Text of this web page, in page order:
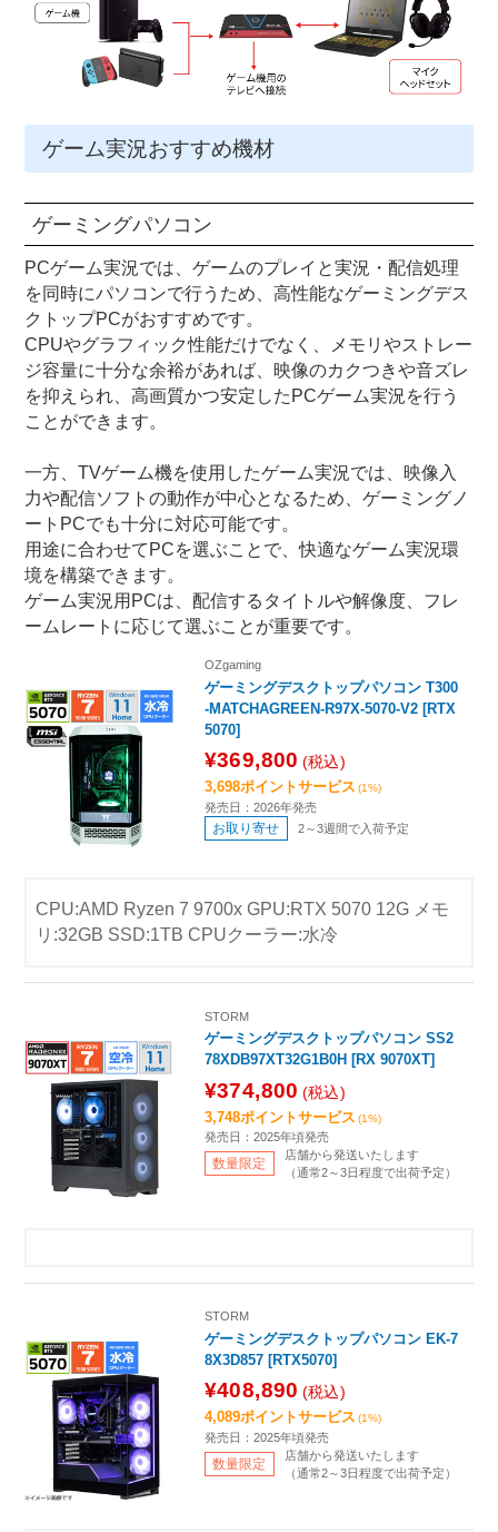
ゲーム実況おすすめ機材
ゲーミングパソコン
PCゲーム実況では、ゲームのプレイと実況・配信処理
を同時にパソコンで行うため、高性能なゲーミングデス
クトップPCがおすすめです。
CPUやグラフィック性能だけでなく、メモリやストレー
ジ容量に十分な余裕があれば、映像のカクつきや音ズレ
を抑えられ、高画質かつ安定したPCゲーム実況を行う
ことができます。
一方、TVゲーム機を使用したゲーム実況では、映像入
力や配信ソフトの動作が中心となるため、ゲーミングノ
ートPCでも十分に対応可能です。
用途に合わせてPCを選ぶことで、快適なゲーム実況環
境を構築できます。
ゲーム実況用PCは、配信するタイトルや解像度、フレ
ームレートに応じて選ぶことが重要です。
OZgaming
ゲーミングデスクトップパソコン T300
-MATCHAGREEN-R97X-5070-V2 [RTX
5070]
¥369,800 (税込)
3,698ポイントサービス (1%)
発売日：2026年発売
お取り寄せ 2～3週間で入荷予定
CPU:AMD Ryzen 7 9700x GPU:RTX 5070 12G メモ
リ:32GB SSD:1TB CPUクーラー:水冷
STORM
ゲーミングデスクトップパソコン SS2
78XDB97XT32G1B0H [RX 9070XT]
¥374,800 (税込)
3,748ポイントサービス (1%)
発売日：2025年頃発売
数量限定
店舗から発送いたします
（通常2～3日程度で出荷予定）
STORM
ゲーミングデスクトップパソコン EK-7
8X3D857 [RTX5070]
¥408,890 (税込)
4,089ポイントサービス (1%)
発売日：2025年頃発売
数量限定
店舗から発送いたします
（通常2～3日程度で出荷予定）